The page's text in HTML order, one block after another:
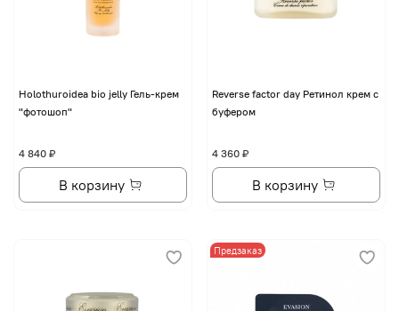
Holothuroidea bio jelly Гель-крем
"фотошоп"
4 840 ₽
В корзину
Reverse factor day Ретинол крем с
буфером
4 360 ₽
В корзину
Предзаказ